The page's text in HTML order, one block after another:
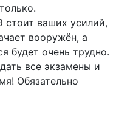
стоит ваших усилий,
вооружён, а
будет очень трудно.
все экзамены и
Обязательно